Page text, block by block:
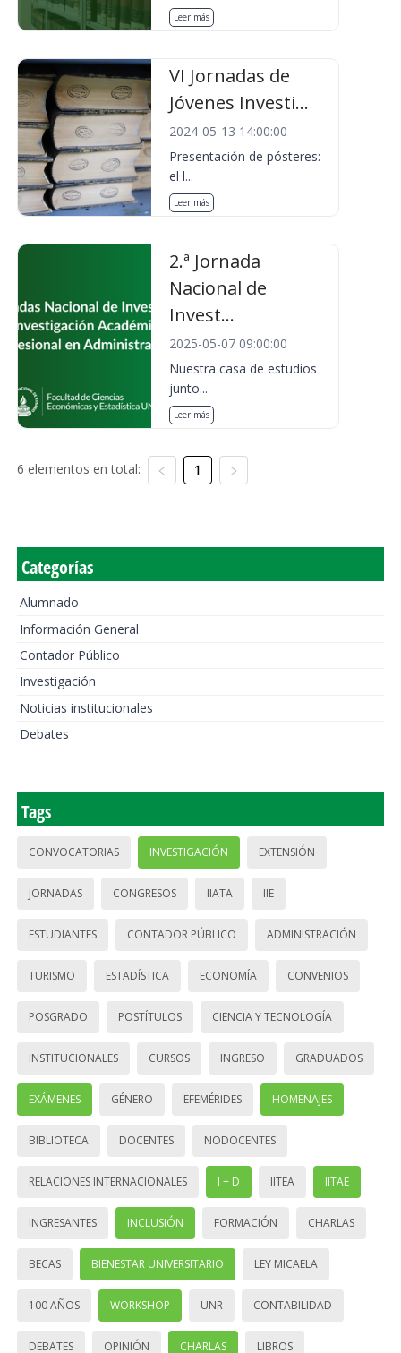
Leer más
VI Jornadas de
Jóvenes Investi...
2024-05-13 14:00:00
Presentación de pósteres:
el l...
Leer más
2.ª Jornada
Nacional de
Invest...
2025-05-07 09:00:00
Nuestra casa de estudios
junto...
Leer más
6 elementos en total: 1
Categorías
Alumnado
Información General
Contador Público
Investigación
Noticias institucionales
Debates
Tags
CONVOCATORIAS INVESTIGACIÓN EXTENSIÓN
JORNADAS CONGRESOS IIATA IIE
ESTUDIANTES CONTADOR PÚBLICO ADMINISTRACIÓN
TURISMO ESTADÍSTICA ECONOMÍA CONVENIOS
POSGRADO POSTÍTULOS CIENCIA Y TECNOLOGÍA
INSTITUCIONALES CURSOS INGRESO GRADUADOS
EXÁMENES GÉNERO EFEMÉRIDES HOMENAJES
BIBLIOTECA DOCENTES NODOCENTES
RELACIONES INTERNACIONALES I + D IITEA IITAE
INGRESANTES INCLUSIÓN FORMACIÓN CHARLAS
BECAS BIENESTAR UNIVERSITARIO LEY MICAELA
100 AÑOS WORKSHOP UNR CONTABILIDAD
DEBATES OPINIÓN CHARLAS LIBROS